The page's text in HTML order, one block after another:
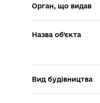
Орган, що видав
Назва об’єкта
Вид будівництва